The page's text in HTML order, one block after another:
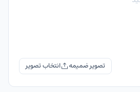
تصویر ضمیمه